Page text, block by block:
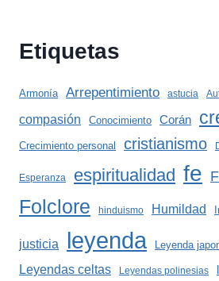
Etiquetas
Armonía Arrepentimiento astucia
compasión Conocimiento Corán
Crecimiento personal cristianismo
Esperanza espiritualidad fe
Folclore hinduismo Humildad
justicia leyenda Leyenda
Leyendas celtas Leyendas polinesias